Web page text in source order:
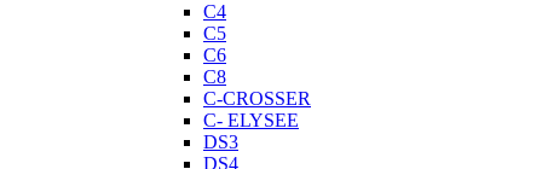
C4
C5
C6
C8
C-CROSSER
C- ELYSEE
DS3
DS4